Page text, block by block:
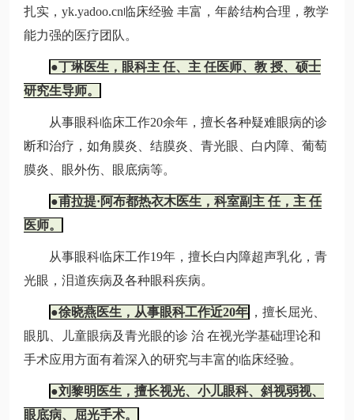
扎实，yk.yadoo.cn临床经验 丰富，年龄结构合理，教学
能力强的医疗团队。
●丁琳医生，眼科主 任、主 任医师、教 授、硕士
研究生导师。
从事眼科临床工作20余年，擅长各种疑难眼病的诊
断和治疗，如角膜炎、结膜炎、青光眼、白内障、葡萄
膜炎、眼外伤、眼底病等。
●甫拉提·阿布都热衣木医生，科室副主 任，主 任
医师。
从事眼科临床工作19年，擅长白内障超声乳化，青
光眼，泪道疾病及各种眼科疾病。
●徐晓燕医生，从事眼科工作近20年 ，擅长屈光、
眼肌、儿童眼病及青光眼的诊 治 在视光学基础理论和
手术应用方面有着深入的研究与丰富的临床经验。
●刘黎明医生，擅长视光、小儿眼科、斜视弱视、
眼底病、屈光手术。